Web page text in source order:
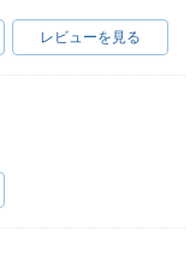
レビューを見る